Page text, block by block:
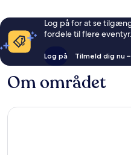
Log på for at se
fordele til flere eventyr.
Log på Tilmeld dig nu
Om området